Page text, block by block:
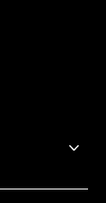
成为一部